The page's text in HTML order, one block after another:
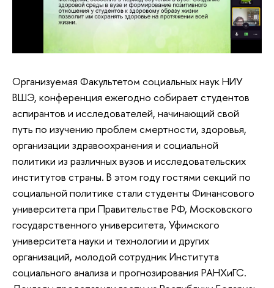
Организуемая Факультетом социальных наук НИУ
ВШЭ, конференция ежегодно собирает студентов
аспирантов и исследователей, начинающий свой
путь по изучению проблем смертности, здоровья,
организации здравоохранения и социальной
политики из различных вузов и исследовательских
институтов страны. В этом году гостями секций по
социальной политике стали студенты Финансового
университета при Правительстве РФ, Московского
государственного университета, Уфимского
университета науки и технологии и других
организаций, молодой сотрудник Института
социального анализа и прогнозирования РАНХиГС.